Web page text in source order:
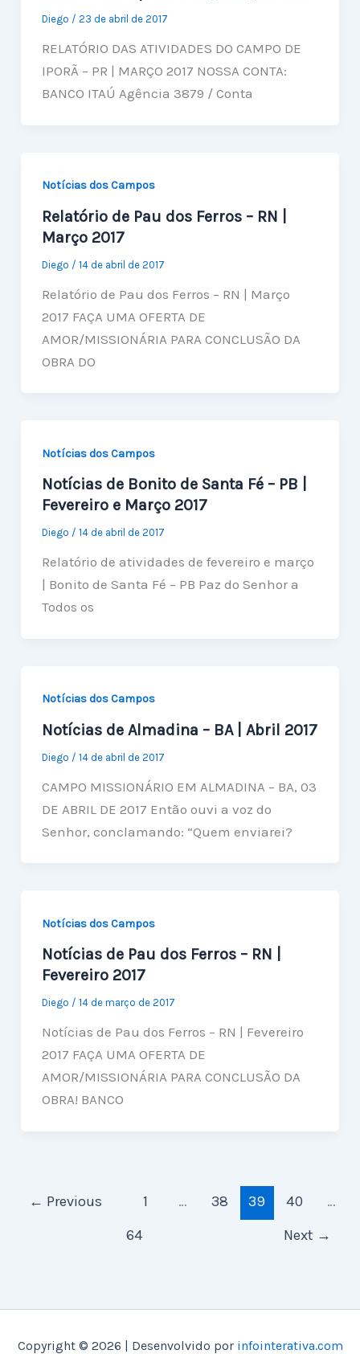
Diego / 23 de abril de 2017
RELATÓRIO DAS ATIVIDADES DO CAMPO DE
IPORÃ – PR | MARÇO 2017 NOSSA CONTA:
BANCO ITAÚ Agência 3879 / Conta
Notícias dos Campos
Relatório de Pau dos Ferros – RN |
Março 2017
Diego / 14 de abril de 2017
Relatório de Pau dos Ferros – RN | Março
2017 FAÇA UMA OFERTA DE
AMOR/MISSIONÁRIA PARA CONCLUSÃO DA
OBRA DO
Notícias dos Campos
Notícias de Bonito de Santa Fé – PB |
Fevereiro e Março 2017
Diego / 14 de abril de 2017
Relatório de atividades de fevereiro e março
| Bonito de Santa Fé – PB Paz do Senhor a
Todos os
Notícias dos Campos
Notícias de Almadina – BA | Abril 2017
Diego / 14 de abril de 2017
CAMPO MISSIONÁRIO EM ALMADINA – BA, 03
DE ABRIL DE 2017 Então ouvi a voz do
Senhor, conclamando: “Quem enviarei?
Notícias dos Campos
Notícias de Pau dos Ferros – RN |
Fevereiro 2017
Diego / 14 de março de 2017
Notícias de Pau dos Ferros – RN | Fevereiro
2017 FAÇA UMA OFERTA DE
AMOR/MISSIONÁRIA PARA CONCLUSÃO DA
OBRA! BANCO
← Previous 1 … 38 39 40
…
64
Next →
Copyright © 2026 | Desenvolvido por infointerativa.com